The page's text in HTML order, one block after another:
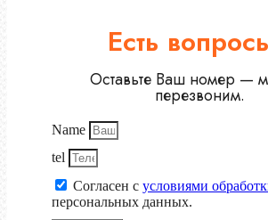
Есть
Оставьте Ваш номер —
перезвоним.
Name
tel
Согласен с условиями
персональных данных.